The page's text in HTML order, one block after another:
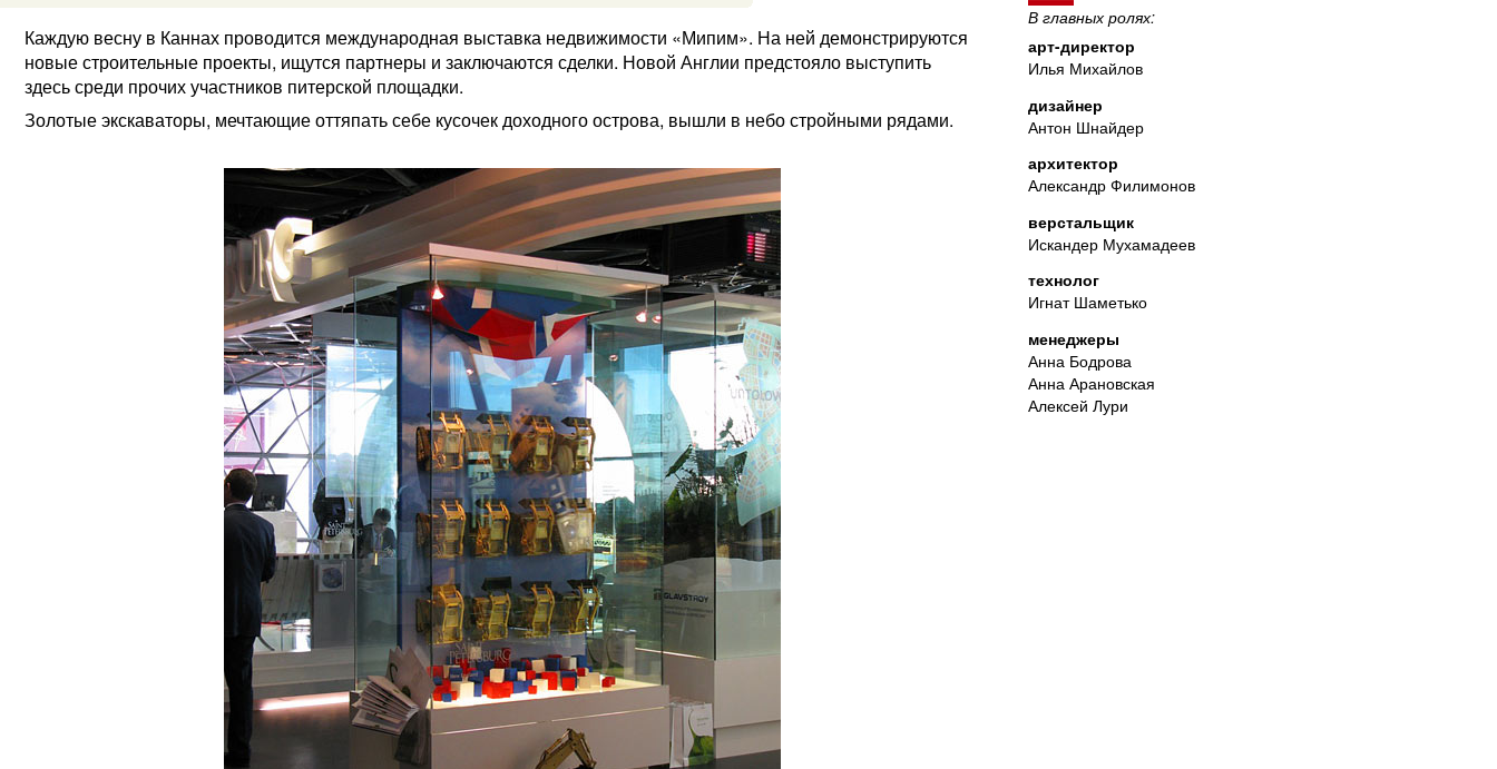
Каждую весну в Каннах проводится международная выставка недвижимости «Мипим». На ней демонстрируются
новые строительные проекты, ищутся партнеры и заключаются сделки. Новой Англии предстояло выступить
здесь среди прочих участников питерской площадки.
Золотые экскаваторы, мечтающие оттяпать себе кусочек доходного острова, вышли в небо стройными рядами.
В главных ролях:
арт-директор
Илья Михайлов
дизайнер
Антон Шнайдер
архитектор
Александр Филимонов
верстальщик
Искандер Мухамадеев
технолог
Игнат Шаметько
менеджеры
Анна Бодрова
Анна Арановская
Алексей Лури